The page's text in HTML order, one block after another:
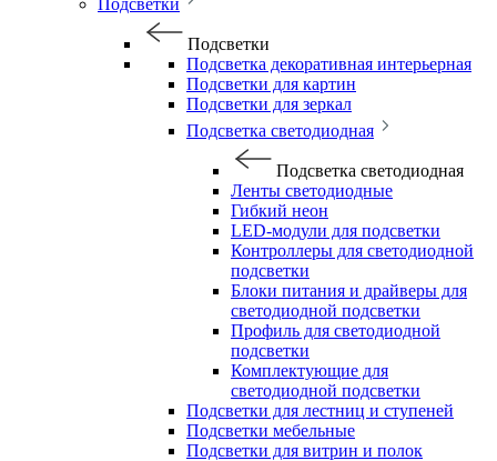
Подсветки
Подсветки
Подсветка декоративная интерьерная
Подсветки для картин
Подсветки для зеркал
Подсветка светодиодная
Подсветка светодиодная
Ленты светодиодные
Гибкий неон
LED-модули для подсветки
Контроллеры для светодиодной
подсветки
Блоки питания и драйверы для
светодиодной подсветки
Профиль для светодиодной
подсветки
Комплектующие для
светодиодной подсветки
Подсветки для лестниц и ступеней
Подсветки мебельные
Подсветки для витрин и полок